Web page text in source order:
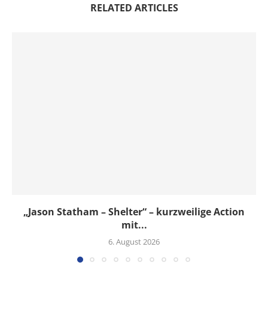
RELATED ARTICLES
„Jason Statham – Shelter“ – kurzweilige Action
mit...
6. August 2026